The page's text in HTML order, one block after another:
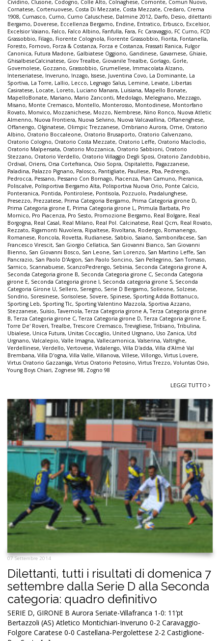
Cividino, Clusone, Codogno, Colle Alto, Colnaghese, Comonte, Comun Nuovo,
Cornatese, Cortenuovese, Costa Di Mezzate, Costa Mezzate, Credaro, Crema
1908, Curnasco, Curno, Curno Caluschese, Dalmine 2012, Darfo, Desio, dilettanti
Bergamo, Doverese, Eccellenza Bergamo, Endine, Entratico, Erbusco, Excelsior,
Excelsior Vaiano, Falco, Falco Albino, Fanfulla, Fara, Fc Caravaggio, FC Curno, FCD
Grassobbio, Filago, Fiorente Colognola, Fiorente Grassobbio, Fiorita, Fontanella,
Foresto, Fornovo, Forza & Costanza, Forza e Costanza, Frassati Ranica, Fulgor
Canonica, Futura Madone, Galbiatese Oggiono, Gandinese, Gavarnese, Ghiaie,
GhisalbeseCalcinatese, Giov Trealbe, Giovanile Trealbe, Gorlago, Gorle,
Governolese, Gozzano, Grassobbio, Grumellese, Immacolata Alzano,
Interseriatese, Inveruno, Inzago, Issese, Juventina Covo, La Dominante, La
Sportiva, La Torre, Lallio, Lecco, Legnago Salus, Lemine, Levate, Libertas
Casiratese, Locate, Loreto, Luciano Manara, Luisiana, Mapello Bonate,
MapelloBonate, Mariano, Mario Zanconti, Medolago, Melegnano, Mezzago,
Misano, Monte Cremasco, Montello, Monterosso, Montodinese, Montorfano
Rovato, Monvico, Mozzanichese, Mozzo, Nembrese, Nino Ronco, Nuova Atletic
Almenno, Nuova Frontiera, Nuova Selvino, Nuova Valcavallina, Offanenghese,
Offanengo, Olginatese, Olimpic Trezzanese, Ombriano Aurora, Ome, Oratorio
Albino, Oratorio Boccaleone, Oratorio Brusaporto, Oratorio Calvenzano,
Oratorio Cologno, Oratorio Costa Mezzate, Oratorio Leffe, Oratorio Maclodio,
Oratorio Malpensata, Oratorio Mozzanica, Oratorio Sabbioni, Oratorio
Stezzano, Oratorio Verdello, Oratorio Villaggio Degli Sposi, Oratorio Zandobbio,
Ordival, Oriens, Orsa Cortefranca, Osio Sopra, Ospitaletto, Pagazzanese,
Paladina, Palazzo Pignano, Palosco, Pantigliate, Paullese, Pba, Pedrengo,
Pedrocca, Pessano, Pessano Con Bornago, Piacenza, Pian Camuno, Pieranica,
Poliscalve, Polisportiva Bergamo Alta, Polisportiva Nuova Orio, Ponte Calcio,
Ponteranica, Pontida, Pontirolese, Pontisola, Pozzuolo, Pradalunghese,
Presezzo, Prezzatese, Prima Categoria Bergamo, Prima Categoria girone D,
Prima Categoria girone E, Prima Categoria girone L , Primula Barbata, Pro
Mornico, Pro Piacenza, Pro Sesto, Promozione Bergamo, Real Bolgare, Real
Borgogna, Real Casal, Real Milano, Real Pol. Calcinatese, Real Qcm, Real Rovato,
Rezzato, Rigamonti Nuvolera, Ripaltese, Rivoltana, Rodengo, Romanengo,
Romanese, Roncola, Rovetta, Rudianese, Sabbio, Saiano, Sambonifacese, San
Francesco Virescit, San Giorgio Cellatica, San Giovanni Bianco, San Giovanni
Bienno, San Giovanni Bosco, San Leone, San Lorenzo, San Martino Leffe, San
Pancrazio, San Paolo D'Argon, San Paolo Soncino, San Pellegrino, San Tomaso,
Sarnico, Scannabuese, ScanzoPedrengo, Sebinia, Seconda Categoria girone A,
Seconda Categoria girone B, Seconda Categoria girone C, Seconda Categoria
girone E, Seconda Categoria girone I, Seconda categoria girone S, Seconda
Categoria Girone U, Sellero, Seregno, Serie D Bergamo, Solleone, Solzese,
Sondrio, Soresinese, Sorisolese, Sovere, Spinese, Sporting Adda Bottanuco,
Sporting Leb, Sporting Tlc, Sporting Valentino Mazzola, Sportiva Azzano,
Stezzanese, Suisio,Tavernola,Terza Categoria girone A,Terza Categoria girone
B,Terza Categoria girone C,Terza Categoria girone D,Terza Categoria girone E,
Torre De' Roveri,Trealbe,Trescore Cremasco,Trevigliese,Tribiano,Tribulina,
Ubialese, Unica Futura, Unitas Coccaglio, United Urgnano, Uso Zanica, Utd
Urgnano, Valcalepio, Valle Imagna, Vallecamonica, Valserina, Valtrighe,
Verdellinese, Verdello, Vertovese, Vidalengo, Villa D'adda, Villa d'Almè Val
Brembana, Villa D'ogna, Villa Valle, Villanova, Villese, Villongo, Virtus Lovere,
Virtus Oratorio Gazzaniga, Virtus Oratorio Petosino, Virtus Trezzo, Voluntas Osio,
Young Boys Chiari, Zognese 98, Zogno 98
LEGGI TUTTO
07 Settembre 2014
Dilettanti, tutti i risultati di domenica 7
settembre dalla Serie D alla Seconda
categoria: quadro definitivo
SERIE D, GIRONE B Aurora Seriate-Villafranca 1-0: 11’pt
Bertazzoli (AS) Atletico Montichiari-Inveruno 0-2 Caravaggio-
Folgore Caratese 0-0 Castellana-Pergolettese 2-2 Castiglione-